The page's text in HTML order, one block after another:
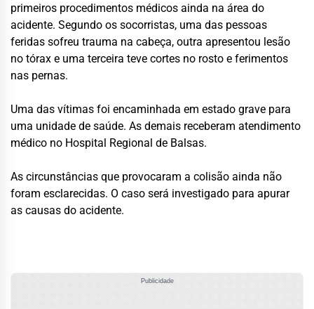
primeiros procedimentos médicos ainda na área do
acidente. Segundo os socorristas, uma das pessoas
feridas sofreu trauma na cabeça, outra apresentou lesão
no tórax e uma terceira teve cortes no rosto e ferimentos
nas pernas.
Uma das vítimas foi encaminhada em estado grave para
uma unidade de saúde. As demais receberam atendimento
médico no Hospital Regional de Balsas.
As circunstâncias que provocaram a colisão ainda não
foram esclarecidas. O caso será investigado para apurar
as causas do acidente.
Publicidade